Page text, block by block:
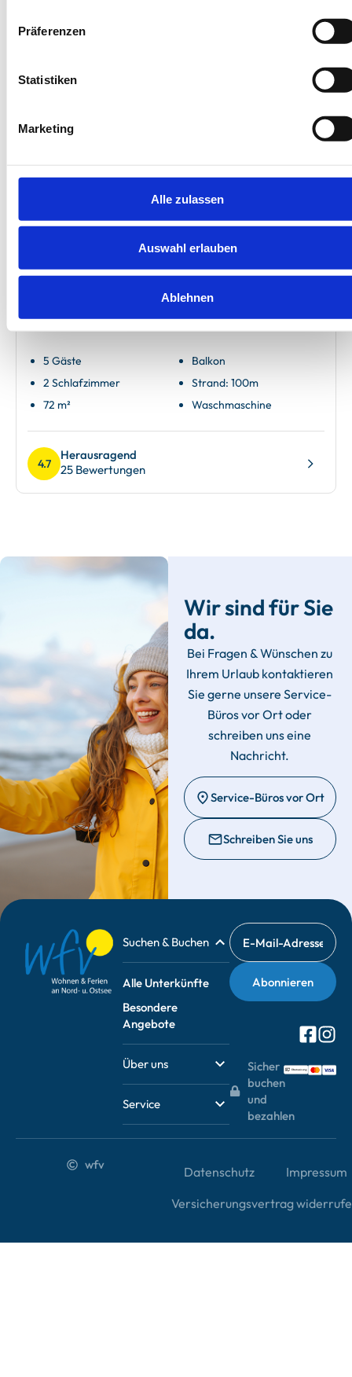
Präferenzen
Statistiken
Marketing
Alle zulassen
Auswahl erlauben
Ablehnen
Wangerooge
5 Gäste
2 Schlafzimmer
72 m²
Balkon
Strand: 100m
Waschmaschine
4.7
Herausragend
25 Bewertungen
Wir sind für Sie
da.
Bei Fragen & Wünschen zu
Ihrem Urlaub kontaktieren
Sie gerne unsere Service-
Büros vor Ort oder
schreiben uns eine
Nachricht.
Service-Büros vor Ort
Schreiben Sie uns
Suchen & Buchen
Alle Unterkünfte
Besondere
Angebote
Über uns
Service
Sicher
buchen
und
bezahlen
wfv Datenschutz
Impressum
Versicherungsvertrag